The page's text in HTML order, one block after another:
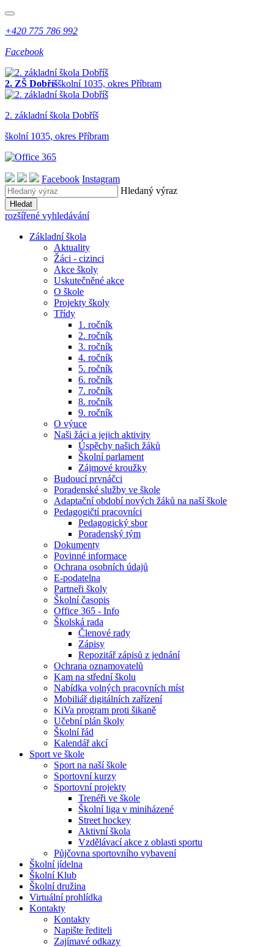
+420 775 786 992
Facebook
2. ZŠ Dobříšškolní 1035, okres Příbram
2. základníškola Dobříš
školní 1035, okres Příbram
Facebook Instagram
Hledaný výraz
Hledat
rozšířené vyhledávání
Základní škola
Aktuality
Žáci - cizinci
Akce školy
Uskutečněné akce
O škole
Projekty školy
Třídy
1. ročník
2. ročník
3. ročník
4. ročník
5. ročník
6. ročník
7. ročník
8. ročník
9. ročník
O výuce
Naši žáci a jejich aktivity
Úspěchy našich žáků
Školní parlament
Zájmové kroužky
Budoucí prvnáčci
Poradenské služby ve škole
Adaptační období nových žáků na naší škole
Pedagogičtí pracovníci
Pedagogický sbor
Poradenský tým
Dokumenty
Povinné informace
Ochrana osobních údajů
E-podatelna
Partneři školy
Školní časopis
Office 365 - Info
Školská rada
Členové rady
Zápisy
Repozitář zápisů z jednání
Ochrana oznamovatelů
Kam na střední školu
Nabídka volných pracovních míst
Mobiliář digitálních zařízení
KiVa program proti šikaně
Učební plán školy
Školní řád
Kalendář akcí
Sport ve škole
Sport na naší škole
Sportovní kurzy
Sportovní projekty
Trenéři ve škole
Školní liga v miniházené
Street hockey
Aktivní škola
Vzdělávací akce z oblasti sportu
Půjčovna sportovního vybavení
Školní jídelna
Školní Klub
Školní družina
Virtuální prohlídka
Kontakty
Kontakty
Napište řediteli
Zajímavé odkazy